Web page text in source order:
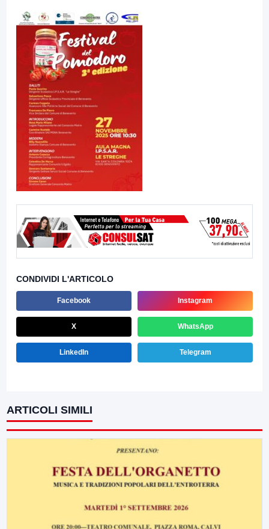
CONDIVIDI L'ARTICOLO
Facebook Instagram
X WhatsApp
LinkedIn Telegram
ARTICOLI SIMILI